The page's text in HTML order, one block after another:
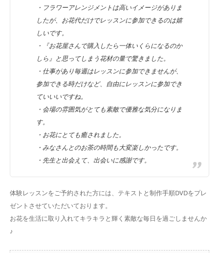
・フラワーアレンジメントは高いイメージがありま
したが、お花代だけでレッスンに参加できるのは嬉
しいです。
・『お花屋さんで購入したら一体いくらになるのか
しら』と思ってしまう花材の量で驚きました。
・仕事があり毎週はレッスンに参加できませんが、
参加できる時だけなど、自由にレッスンに参加でき
ていいいですね。
・会場の雰囲気がとても素敵で優雅な気分になりま
す。
・お花にとても癒されました。
・みなさんとのお茶の時間も大変楽しかったです。
・先生と出会えて、出会いに感謝です。
体験レッスンをご予約された方には、テキストと制作手順DVDをプレ
ゼントさせていただいております。
お花を生活に取り入れてキラキラと輝く素敵な毎日を過ごしませんか
♪